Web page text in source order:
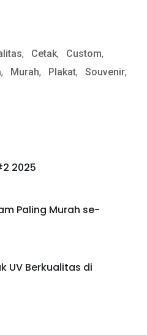
, Cetak, Custom,
, Murah, Plakat, Souvenir,
2025
Paling Murah se-
UV Berkualitas di